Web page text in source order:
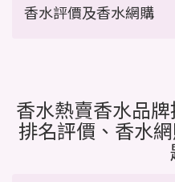
香水評價及香水網購
香水熱賣香水品
排名評價、香水